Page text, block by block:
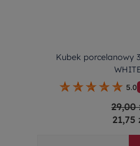
Kubek porcelanowy
5.0
29,00
21,75